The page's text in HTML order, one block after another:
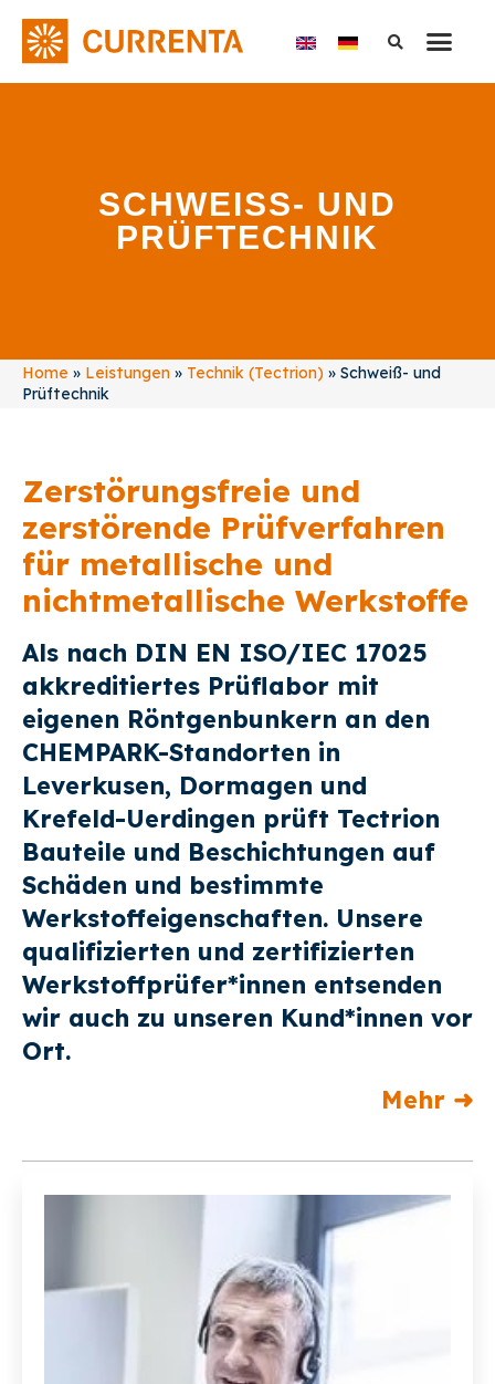
SCHWEISS- UND P
RÜFTECHNIK
Home » Leistungen » Technik (Tectrion) » Schweiß- und
Prüftechnik
Zerstörungsfreie und
zerstörende Prüfverfahren
für metallische und
nichtmetallische Werkstoffe
Als nach DIN EN ISO/IEC 17025
akkreditiertes Prüflabor mit
eigenen Röntgenbunkern an den
CHEMPARK-Standorten in
Leverkusen, Dormagen und
Krefeld-Uerdingen prüft Tectrion
Bauteile und Beschichtungen auf
Schäden und bestimmte
Werkstoffeigenschaften. Unsere
qualifizierten und zertifizierten
Werkstoffprüfer*innen entsenden
wir auch zu unseren Kund*innen vor
Ort.
Mehr ➜